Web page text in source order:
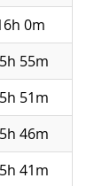
0m
55m
51m
46m
41m